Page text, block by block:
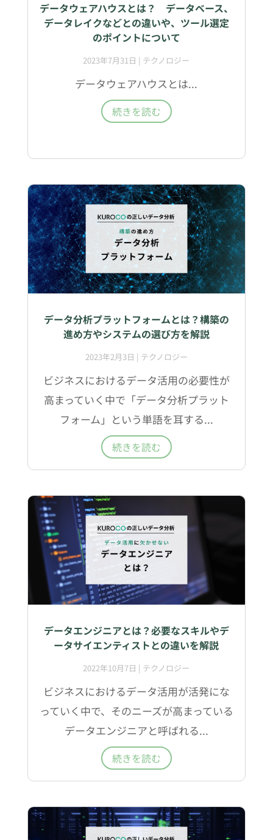
データウェアハウスとは？ データベース、
データレイクなどとの違いや、ツール選定
のポイントについて
2023年7月31日 | テクノロジー
データウェアハウスとは...
続きを読む
データ分析プラットフォームとは？構築の
進め方やシステムの選び方を解説
2023年2月3日 | テクノロジー
ビジネスにおけるデータ活用の必要性が
高まっていく中で「データ分析プラット
フォーム」という単語を耳する...
続きを読む
データエンジニアとは？必要なスキルやデ
ータサイエンティストとの違いを解説
2022年10月7日 | テクノロジー
ビジネスにおけるデータ活用が活発にな
っていく中で、そのニーズが高まっている
データエンジニアと呼ばれる...
続きを読む